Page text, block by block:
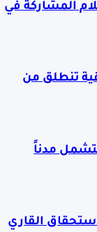
المشاركة في
تنطلق من
مدناً
القاري